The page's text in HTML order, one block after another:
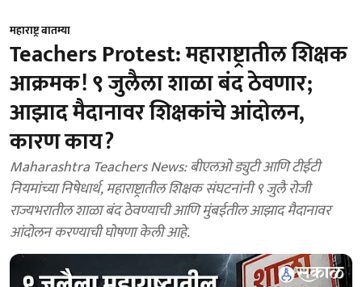
महाराष्ट्र बातम्या
Teachers Protest: महाराष्ट्रातील शिक्षक
आक्रमक! ९ जुलैला शाळा बंद ठेवणार;
आझाद मैदानावर शिक्षकांचे आंदोलन,
कारण काय?
Maharashtra Teachers News: बीएलओ ड्युटी आणि टीईटी
नियमांच्या निषेधार्थ, महाराष्ट्रातील शिक्षक संघटनांनी ९ जुलै रोजी
राज्यभरातील शाळा बंद ठेवण्याची आणि मुंबईतील आझाद मैदानावर
आंदोलन करण्याची घोषणा केली आहे.